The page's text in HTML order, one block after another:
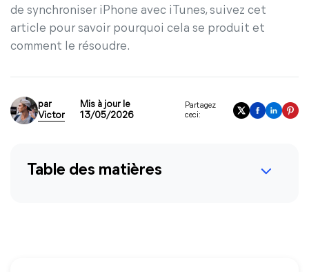
de synchroniser iPhone avec iTunes, suivez cet
article pour savoir pourquoi cela se produit et
comment le résoudre.
par
Victor
Mis à jour le
13/05/2026
Partagez
ceci:
Table des matières